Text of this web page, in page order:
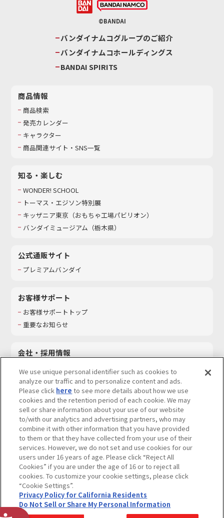
©BANDAI
バンダイナムコグループのご紹介
バンダイナムコホールディングス
BANDAI SPIRITS
商品情報
商品検索
発売カレンダー
キャラクター
商品関連サイト・SNS一覧
知る・楽しむ
WONDER! SCHOOL
トーマス・エジソン特別展
キッザニア東京（おもちゃ工場パビリオン）​
バンダイミュージアム（栃木県）
公式通販サイト
プレミアムバンダイ
お客様サポート
お客様サポートトップ
重要なお知らせ
会社・採用情報
採用情報
サステナビリティ
お問い合わせ
ウェブサイトご利用条件 ソーシャルメディアポリシー
個人情報及び特定個人情報等の取り扱いに関する保護方針
Do Not Sell or Share My Personal Information著作権・商標について
カスタマーハラスメントに対する基本的な対応方針
We use unique personal identifier such as cookies to
analyze our traffic and to personalize content and ads.
Please click here to see more details about how we use
cookies and the retention period of each cookie. We may
sell or share information about your use of our website
to/with our analytics and advertising partners, who may
combine it with other information that you have provided
to them or that they have collected from your use of their
services. However, we do not set and use cookies for our
users under 16 years of age. Please click “Reject All
Cookies” if you are under the age of 16 or to reject all
cookies. To customize your cookie settings, please click
“Cookie Settings”.
Privacy Policy for California Residents
Do Not Sell or Share My Personal Information